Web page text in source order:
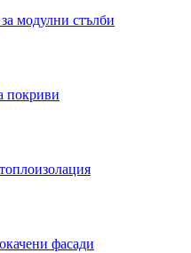
модулни стълби
покриви
фасади